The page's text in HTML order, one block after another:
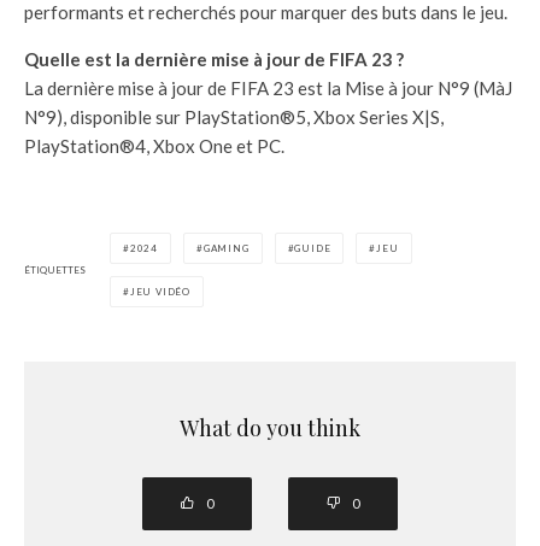
performants et recherchés pour marquer des buts dans le jeu.
Quelle est la dernière mise à jour de FIFA 23 ?
La dernière mise à jour de FIFA 23 est la Mise à jour N°9 (MàJ
N°9), disponible sur PlayStation®5, Xbox Series X|S,
PlayStation®4, Xbox One et PC.
ÉTIQUETTES
2024 GAMING GUIDE JEU
JEU VIDÉO
What do you think
0 0